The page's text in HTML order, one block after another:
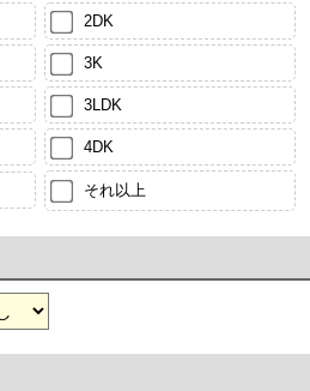
2DK
3K
3LDK
4DK
それ以上